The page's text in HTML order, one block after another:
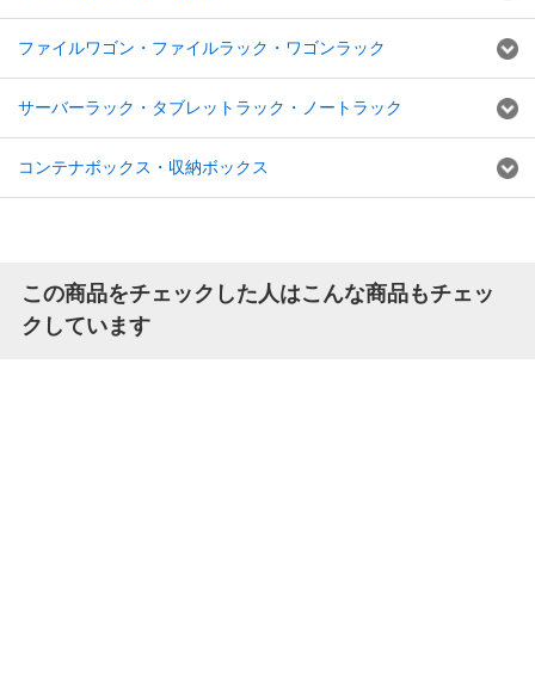
ファイルワゴン・ファイルラック・ワゴンラック
サーバーラック・タブレットラック・ノートラック
コンテナボックス・収納ボックス
この商品をチェックした人はこんな商品もチェッ
クしています